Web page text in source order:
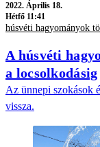
2022. Április 18.
Hétfő 11:41
húsvéti hagyományok
A húsvéti
a locsolkodásig
Az ünnepi szokások
vissza.